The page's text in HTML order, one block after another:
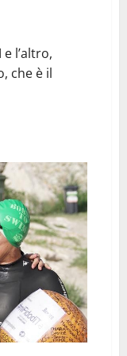
l’altro,
che è il